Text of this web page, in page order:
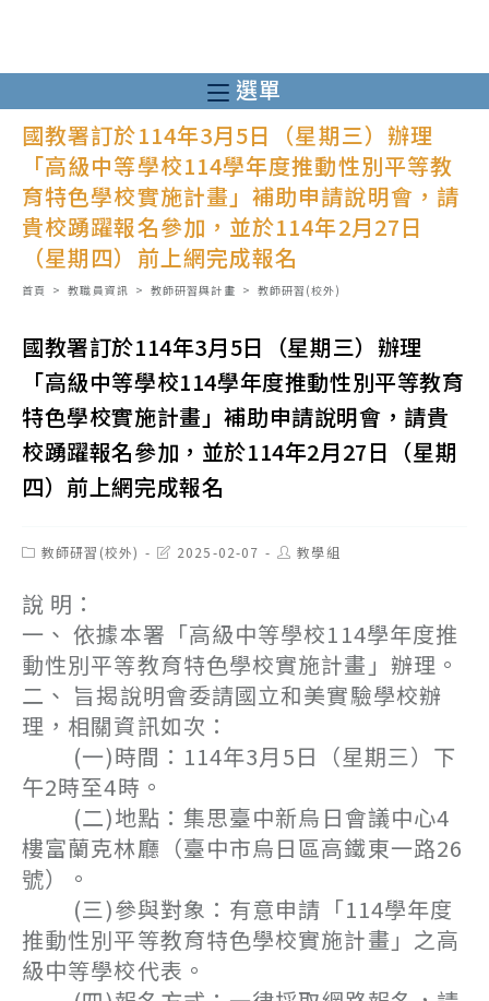
至
主
選單
國教署訂於114年3月5日（星期三）辦理
「高級中等學校114學年度推動性別平等教
育特色學校實施計畫」補助申請說明會，請
貴校踴躍報名參加，並於114年2月27日
（星期四）前上網完成報名
首頁 > 教職員資訊 > 教師研習與計畫 > 教師研習(校外)
國教署訂於114年3月5日（星期三）辦理
「高級中等學校114學年度推動性別平等教育
特色學校實施計畫」補助申請說明會，請貴
校踴躍報名參加，並於114年2月27日（星期
四）前上網完成報名
Post教師研習(校外)
Post2025-02-07
Post教學組
說 明：
一、 依據本署「高級中等學校114學年度推
動性別平等教育特色學校實施計畫」辦理。
二、 旨揭說明會委請國立和美實驗學校辦
理，相關資訊如次：
(一)時間：114年3月5日（星期三）下
午2時至4時。
(二)地點：集思臺中新烏日會議中心4
樓富蘭克林廳（臺中市烏日區高鐵東一路26
號）。
(三)參與對象：有意申請「114學年度
推動性別平等教育特色學校實施計畫」之高
級中等學校代表。